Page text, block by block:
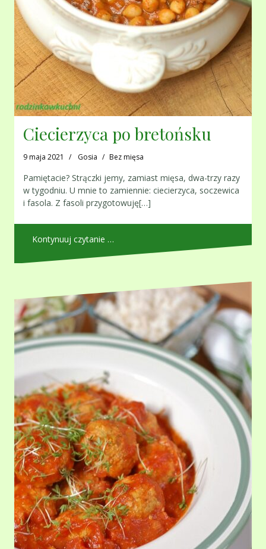
Ciecierzyca po bretońsku
9 maja 2021 Gosia Bez mięsa
Pamiętacie? Strączki jemy, zamiast mięsa, dwa-trzy razy
w tygodniu. U mnie to zamiennie: ciecierzyca, soczewica
i fasola. Z fasoli przygotowuję[…]
Kontynuuj czytanie …